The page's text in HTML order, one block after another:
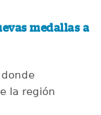
medallas a
la región